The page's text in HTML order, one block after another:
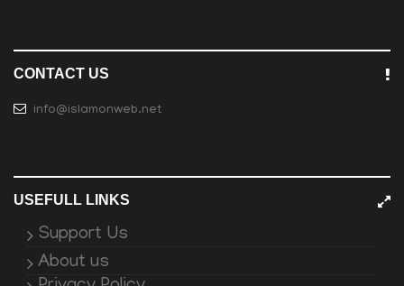
CONTACT US
info@islamonweb.net
USEFULL LINKS
Support Us
About us